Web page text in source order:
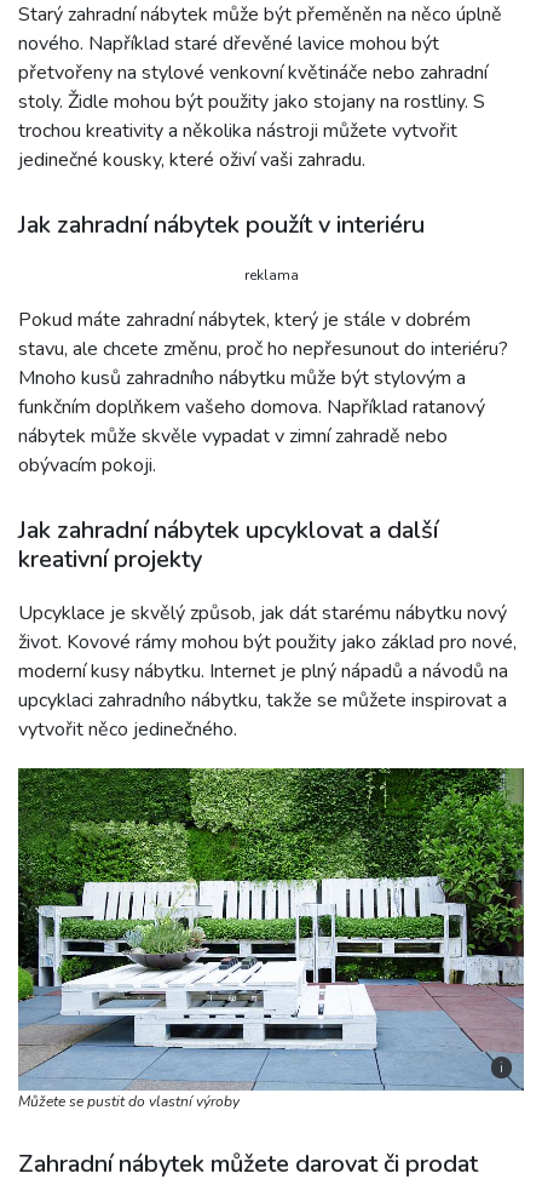
Starý zahradní nábytek může být přeměněn na něco úplně
nového. Například staré dřevěné lavice mohou být
přetvořeny na stylové venkovní květináče nebo zahradní
stoly. Židle mohou být použity jako stojany na rostliny. S
trochou kreativity a několika nástroji můžete vytvořit
jedinečné kousky, které oživí vaši zahradu.
Jak zahradní nábytek použít v interiéru
reklama
Pokud máte zahradní nábytek, který je stále v dobrém
stavu, ale chcete změnu, proč ho nepřesunout do interiéru?
Mnoho kusů zahradního nábytku může být stylovým a
funkčním doplňkem vašeho domova. Například ratanový
nábytek může skvěle vypadat v zimní zahradě nebo
obývacím pokoji.
Jak zahradní nábytek upcyklovat a další
kreativní projekty
Upcyklace je skvělý způsob, jak dát starému nábytku nový
život. Kovové rámy mohou být použity jako základ pro nové,
moderní kusy nábytku. Internet je plný nápadů a návodů na
upcyklaci zahradního nábytku, takže se můžete inspirovat a
vytvořit něco jedinečného.
i
Můžete se pustit do vlastní výroby
Zahradní nábytek můžete darovat či prodat